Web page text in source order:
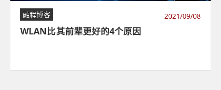
融程博客 2021/09/08
WLAN比其前辈更好的4个原因